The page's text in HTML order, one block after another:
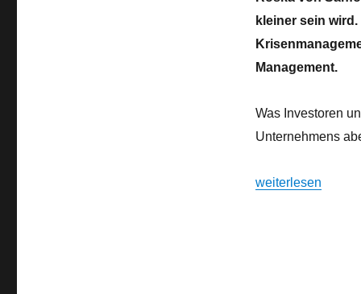
kleiner sein
Management.
Was Investoren
Unternehmens
„Bittere Zeiten
weiterlesen